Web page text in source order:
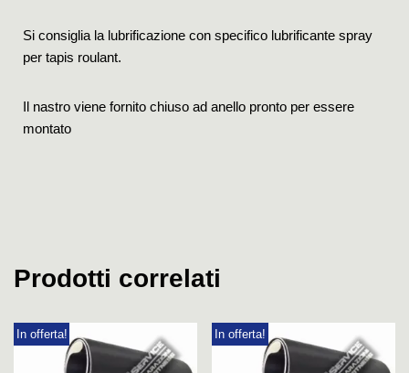
Si consiglia la lubrificazione con specifico lubrificante spray
per tapis roulant.
Il nastro viene fornito chiuso ad anello pronto per essere
montato
Prodotti correlati
In offerta! In offerta!